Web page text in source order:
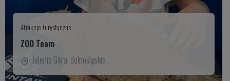
Atrakcje turystyczne
ZOO Team
Jelenia Góra, dolnośląskie